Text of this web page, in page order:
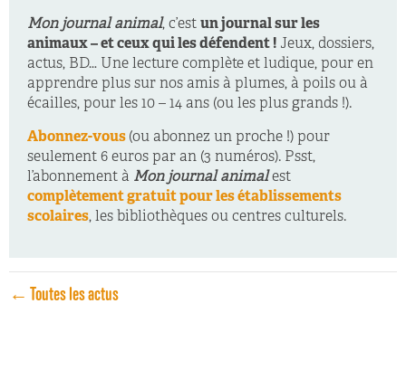
Mon journal animal, c’est un journal sur les
animaux – et ceux qui les défendent ! Jeux, dossiers,
actus, BD… Une lecture complète et ludique, pour en
apprendre plus sur nos amis à plumes, à poils ou à
écailles, pour les 10 – 14 ans (ou les plus grands !).
Abonnez-vous (ou abonnez un proche !) pour
seulement 6 euros par an (3 numéros). Psst,
l’abonnement à Mon journal animalest
complètement gratuit pour les établissements
scolaires, les bibliothèques ou centres culturels.
← Toutes les actus